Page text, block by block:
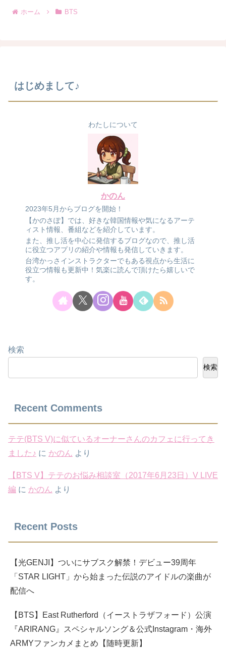
ホーム BTS
はじめまして♪
わたしについて
かのん
2023年5月からブログを開始！
【かのさぽ】では、好きな韓国情報や気になるアーテ
ィスト情報、番組などを紹介しています。
また、推し活を中心に発信するブログなので、推し活
に役立つアプリの紹介や情報も発信していきます。
台湾かっさインストラクターでもある視点から生活に
役立つ情報も更新中！気楽に読んで頂けたら嬉しいで
す。
検索
検索
Recent Comments
テテ(BTS V)に似ているオーナーさんのカフェに行ってき
ました♪ に かのん より
【BTS V】テテのお悩み相談室（2017年6月23日）V LIVE
編 に かのん より
Recent Posts
【光GENJI】ついにサブスク解禁！デビュー39周年
「STAR LIGHT」から始まった伝説のアイドルの楽曲が
配信へ
【BTS】East Rutherford（イーストラザフォード）公演
『ARIRANG』スペシャルソング＆公式Instagram・海外
ARMYファンカメまとめ【随時更新】